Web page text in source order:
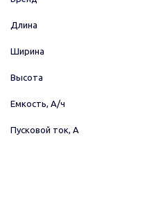
Длина
Ширина
Высота
Емкость, А/ч
Пусковой ток, А